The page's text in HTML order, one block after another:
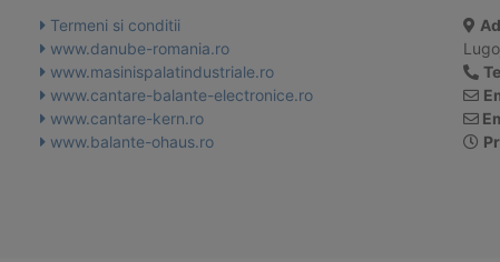
Termeni si conditii
www.danube-romania.ro
www.masinispalatindustriale.ro
www.cantare-balante-electronice.ro
www.cantare-kern.ro
www.balante-ohaus.ro